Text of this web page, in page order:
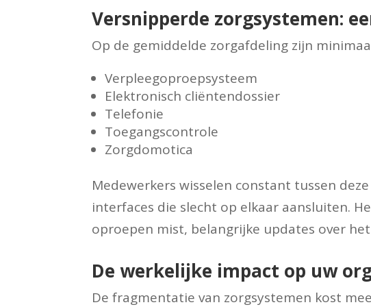
Versnipperde zorgsystemen:
Op de gemiddelde zorgafdeling zijn
Verpleegoproepsysteem
Elektronisch cliëntendossier
Telefonie
Toegangscontrole
Zorgdomotica
Medewerkers wisselen constant tussen
interfaces die slecht op elkaar aansluiten.
oproepen mist, belangrijke updates over
De werkelijke impact op uw
De fragmentatie van zorgsystemen kost